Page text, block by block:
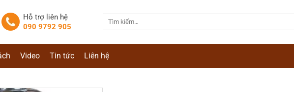
Hỗ trợ liên hệ
090 9792 905
Video Tin tức Liên hệ